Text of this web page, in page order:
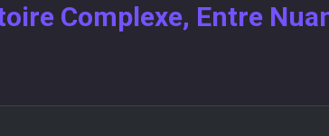
Complexe, Entre